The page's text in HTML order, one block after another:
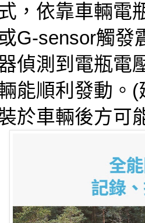
，依靠車輛電
G-sensor觸發
偵測到電瓶電
能順利發動。
於車輛後方可